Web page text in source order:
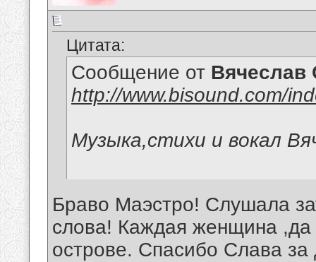
Цитата:
Сообщение от Вячеслав
http://www.bisound.com/
Музыка,стихи и вокал
Браво Маэстро! Слушала
слова! Каждая женщина
острове. Спасибо Слава за